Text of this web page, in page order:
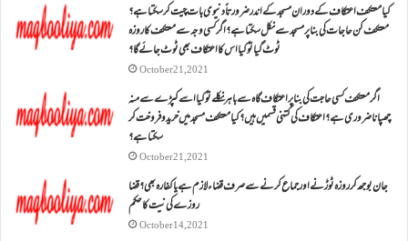
کیا معتکف اعتکاف کے دوران مسجد کے اندر ضرورتاً دنیوی بات چیت کر سکتا ہے؟
معتکف کن حاجات کی بنا پر مسجد سے نکل سکتا ہے؟ اگر کسی وجہ سے معتکف کا روزہ
ٹوٹ گیا تو کیا اس کا اعتکاف بھی ٹوٹ جائے گا؟
October 21, 2021
اگر معتکف کسی حاجت کی بنا پر اعتکاف گاہ سے باہر نکلے تو کیا اسے کپڑے سے منہ
چھپانا ضروری ہے؟اعتکاف کی کتنی قسمیں ہیں؟کیا معتکف مسجد میں خرید و فروخت کر
سکتا ہے؟
October 21, 2021
جان بوجھ کر روزہ ٹوڑنے اور جماع کرنے سے صرف قضاء لازم ہے یا کفارہ بھی؟ قضا
روزے کی نیت کا حکم
October 14, 2021